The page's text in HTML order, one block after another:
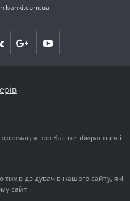
про Вас не збирається і
відвідувачів нашого сайту, які
сайті.